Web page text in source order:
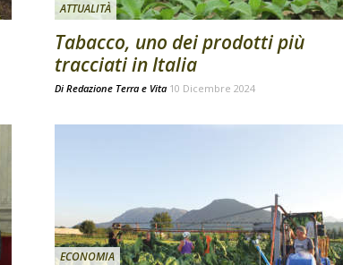
ATTUALITÀ
Tabacco, uno dei prodotti più
tracciati in Italia
Di Redazione Terra e Vita 10 Dicembre 2024
ECONOMIA